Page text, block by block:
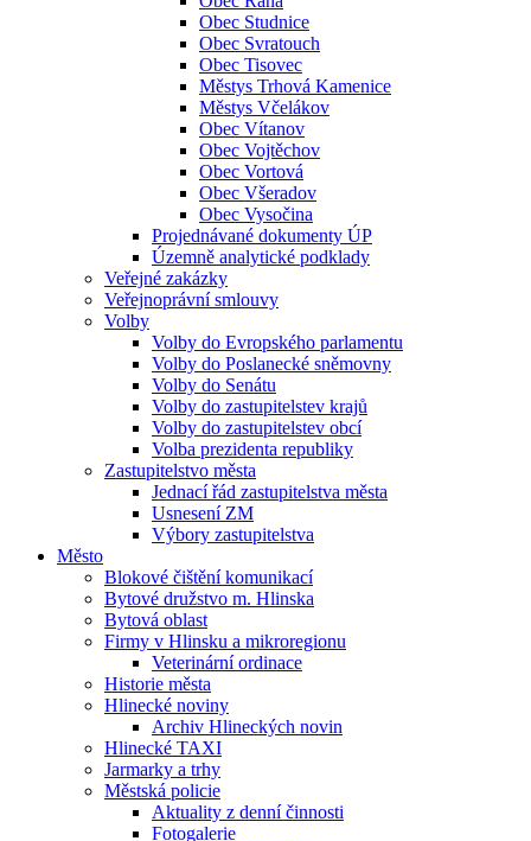
Obec Studnice
Obec Svratouch
Obec Tisovec
Městys Trhová Kamenice
Městys Včelákov
Obec Vítanov
Obec Vojtěchov
Obec Vortová
Obec Všeradov
Obec Vysočina
Projednávané dokumenty ÚP
Územně analytické podklady
Veřejné zakázky
Veřejnoprávní smlouvy
Volby
Volby do Evropského parlamentu
Volby do Poslanecké sněmovny
Volby do Senátu
Volby do zastupitelstev krajů
Volby do zastupitelstev obcí
Volba prezidenta republiky
Zastupitelstvo města
Jednací řád zastupitelstva města
Usnesení ZM
Výbory zastupitelstva
Město
Blokové čištění komunikací
Bytové družstvo m. Hlinska
Bytová oblast
Firmy v Hlinsku a mikroregionu
Veterinární ordinace
Historie města
Hlinecké noviny
Archiv Hlineckých novin
Hlinecké TAXI
Jarmarky a trhy
Městská policie
Aktuality z denní činnosti
Fotogalerie